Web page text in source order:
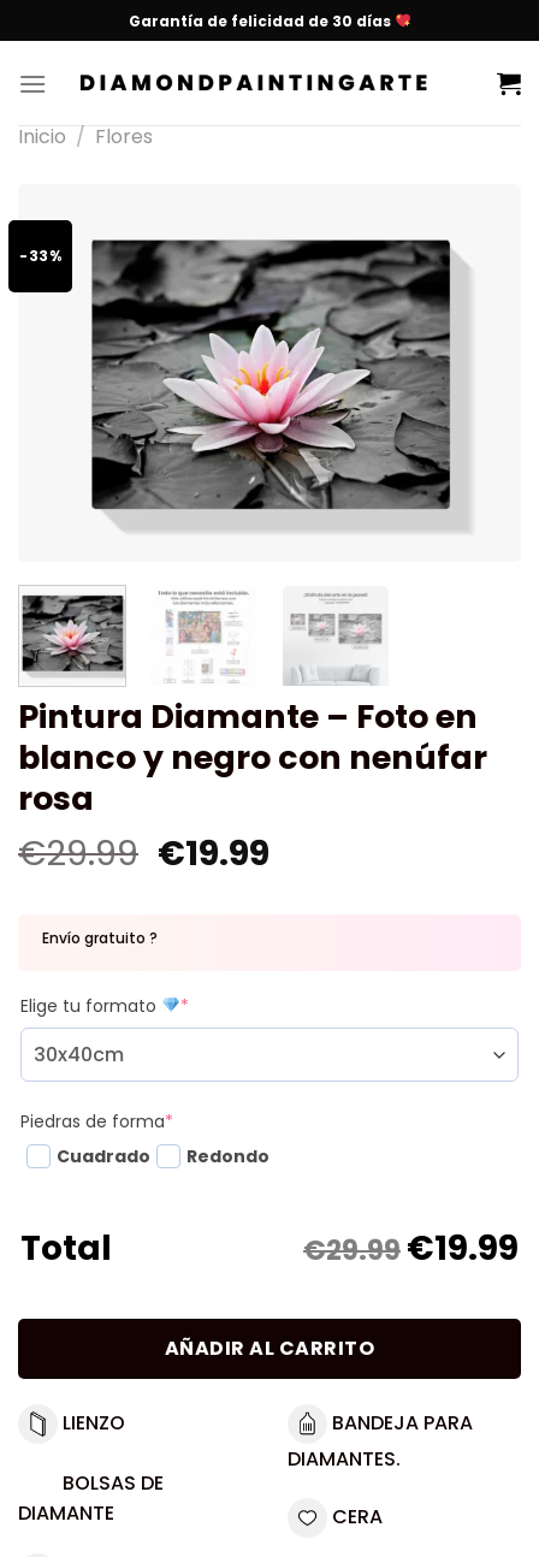
Garantía de felicidad de 30 días
Inicio / Flores
-33%
Pintura Diamante – Foto en
blanco y negro con nenúfar
rosa
€29.99 €19.99
Envío gratuito ?
Elige tu formato *
Piedras de forma*
Cuadrado
Redondo
Total €29.99€19.99
AÑADIR AL CARRITO
LIENZO
BOLSAS DE
DIAMANTE
BANDEJA PARA
DIAMANTES.
CERA